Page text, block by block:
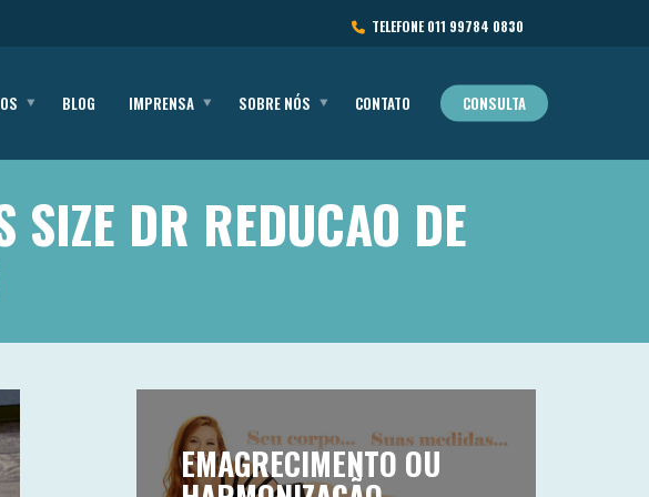
TELEFONE011 99784 0830
BLOG IMPRENSA SOBRE NÓS CONTATO CONSULTA
SIZE DR REDUCAO DE
EMAGRECIMENTO OU